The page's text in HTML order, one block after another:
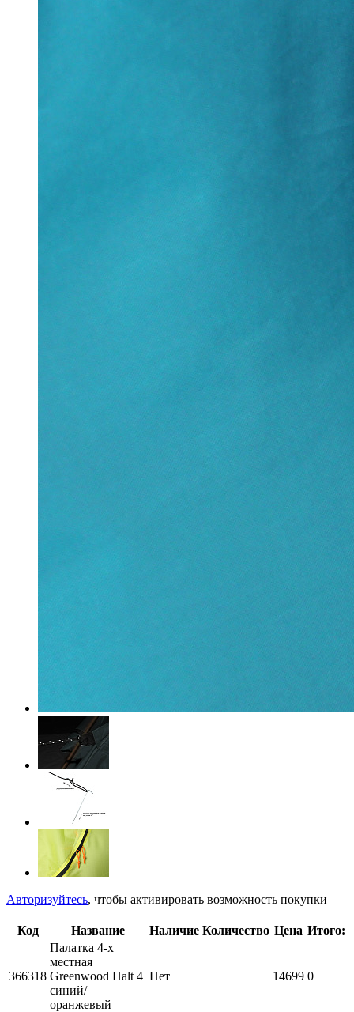
Авторизуйтесь, чтобы активировать возможность покупки
Код Название Наличие Количество Цена Итого:
366318
Палатка 4-х
местная
Greenwood Halt 4
синий/
оранжевый
Нет 14699 0